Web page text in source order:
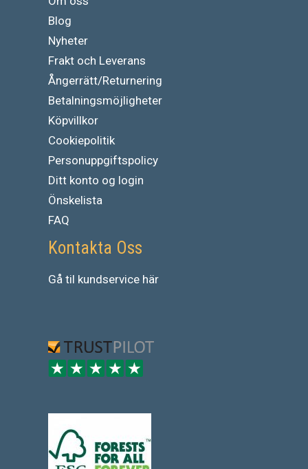
Blog
Nyheter
Frakt och Leverans
Ångerrätt/Returnering
Betalningsmöjligheter
Köpvillkor
Cookiepolitik
Personuppgiftspolicy
Ditt konto og login
Önskelista
FAQ
Kontakta Oss
Gå til kundservice här